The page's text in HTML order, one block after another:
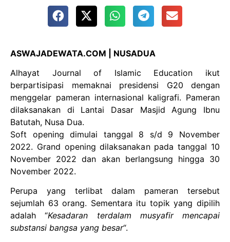
ASWAJADEWATA.COM | NUSADUA
Alhayat Journal of Islamic Education ikut
berpartisipasi memaknai presidensi G20 dengan
menggelar pameran internasional kaligrafi. Pameran
dilaksanakan di Lantai Dasar Masjid Agung Ibnu
Batutah, Nusa Dua.
Soft opening dimulai tanggal 8 s/d 9 November
2022. Grand opening dilaksanakan pada tanggal 10
November 2022 dan akan berlangsung hingga 30
November 2022.
Perupa yang terlibat dalam pameran tersebut
sejumlah 63 orang. Sementara itu topik yang dipilih
adalah “Kesadaran terdalam musyafir mencapai
substansi bangsa yang besar“.